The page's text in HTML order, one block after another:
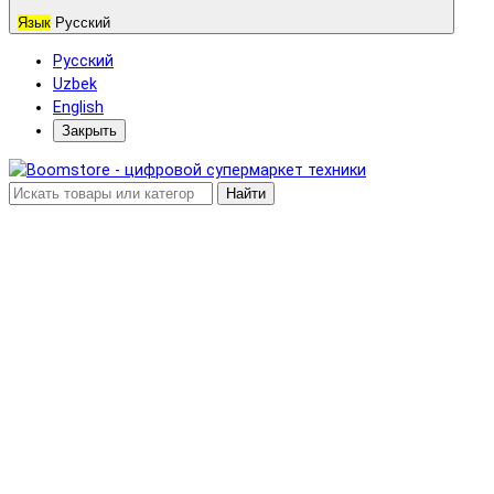
Язык Русский
Русский
Uzbek
English
Закрыть
Найти